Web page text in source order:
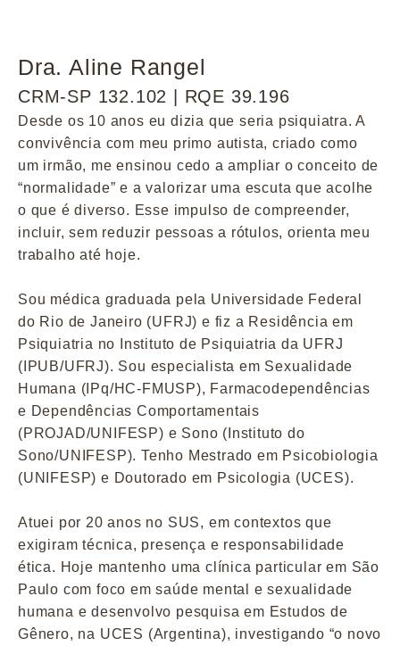
Dra. Aline Rangel
CRM-SP 132.102 | RQE 39.196
Desde os 10 anos eu dizia que seria psiquiatra. A
convivência com meu primo autista, criado como
um irmão, me ensinou cedo a ampliar o conceito de
“normalidade” e a valorizar uma escuta que acolhe
o que é diverso. Esse impulso de compreender,
incluir, sem reduzir pessoas a rótulos, orienta meu
trabalho até hoje.
Sou médica graduada pela Universidade Federal
do Rio de Janeiro (UFRJ) e fiz a Residência em
Psiquiatria no Instituto de Psiquiatria da UFRJ
(IPUB/UFRJ). Sou especialista em Sexualidade
Humana (IPq/HC-FMUSP), Farmacodependências
e Dependências Comportamentais
(PROJAD/UNIFESP) e Sono (Instituto do
Sono/UNIFESP). Tenho Mestrado em Psicobiologia
(UNIFESP) e Doutorado em Psicologia (UCES).
Atuei por 20 anos no SUS, em contextos que
exigiram técnica, presença e responsabilidade
ética. Hoje mantenho uma clínica particular em São
Paulo com foco em saúde mental e sexualidade
humana e desenvolvo pesquisa em Estudos de
Gênero, na UCES (Argentina), investigando “o novo